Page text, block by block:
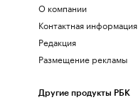
О компании
Контактная информация
Редакция
Размещение рекламы
Другие продукты РБК